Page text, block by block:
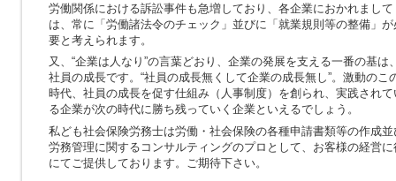
労働関係における訴訟事件も急増しており、各企業におかれまして
は、常に「労働諸法令のチェック」並びに「就業規則等の整備」が
要と考えられます。
又、“企業は人なり”の言葉どおり、企業の発展を支える一番の基は
社員の成長です。“社員の成長無くして企業の成長無し”。激動のこ
時代、社員の成長を促す仕組み（人事制度）を創られ、実践されて
る企業が次の時代に勝ち残っていく企業といえるでしょう。
私ども社会保険労務士は労働・社会保険の各種申請書類等の作成
労務管理に関するコンサルティングのプロとして、お客様の経営
にてご提供しております。ご期待下さい。